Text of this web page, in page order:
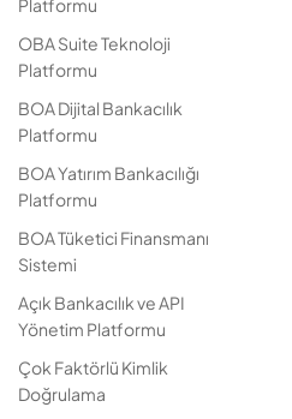
Platformu
OBA Suite Teknoloji
Platformu
BOA Dijital Bankacılık
Platformu
BOA Yatırım Bankacılığı
Platformu
BOA Tüketici Finansmanı
Sistemi
Açık Bankacılık ve API
Yönetim Platformu
Çok Faktörlü Kimlik
Doğrulama